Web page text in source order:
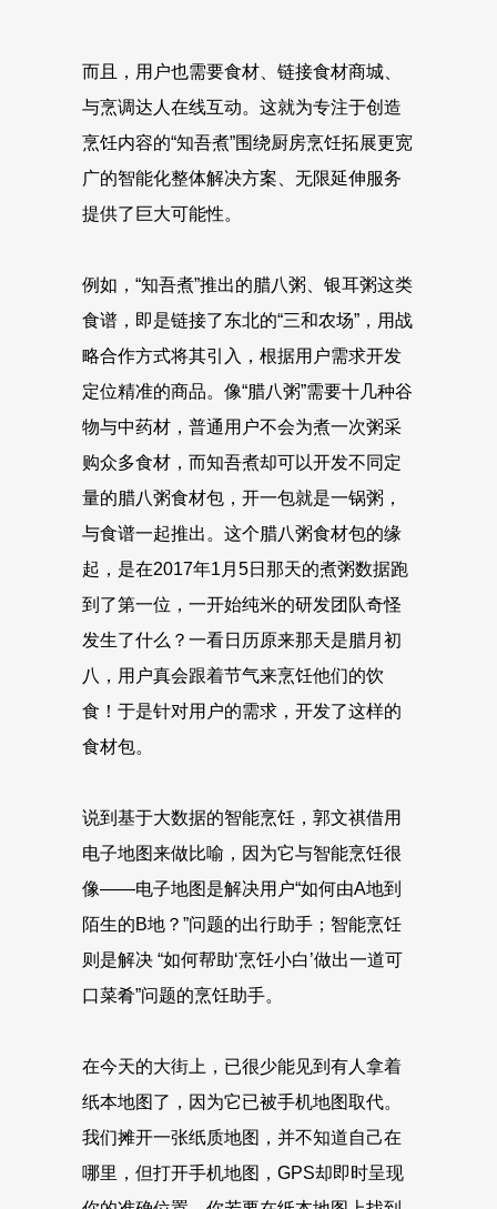
而且，用户也需要食材、链接食材商城、
与烹调达人在线互动。这就为专注于创造
烹饪内容的“知吾煮”围绕厨房烹饪拓展更宽
广的智能化整体解决方案、无限延伸服务
提供了巨大可能性。
例如，“知吾煮”推出的腊八粥、银耳粥这类
食谱，即是链接了东北的“三和农场”，用战
略合作方式将其引入，根据用户需求开发
定位精准的商品。像“腊八粥”需要十几种谷
物与中药材，普通用户不会为煮一次粥采
购众多食材，而知吾煮却可以开发不同定
量的腊八粥食材包，开一包就是一锅粥，
与食谱一起推出。这个腊八粥食材包的缘
起，是在2017年1月5日那天的煮粥数据跑
到了第一位，一开始纯米的研发团队奇怪
发生了什么？一看日历原来那天是腊月初
八，用户真会跟着节气来烹饪他们的饮
食！于是针对用户的需求，开发了这样的
食材包。
说到基于大数据的智能烹饪，郭文祺借用
电子地图来做比喻，因为它与智能烹饪很
像——电子地图是解决用户“如何由A地到
陌生的B地？”问题的出行助手；智能烹饪
则是解决 “如何帮助‘烹饪小白’做出一道可
口菜肴”问题的烹饪助手。
在今天的大街上，已很少能见到有人拿着
纸本地图了，因为它已被手机地图取代。
我们摊开一张纸质地图，并不知道自己在
哪里，但打开手机地图，GPS却即时呈现